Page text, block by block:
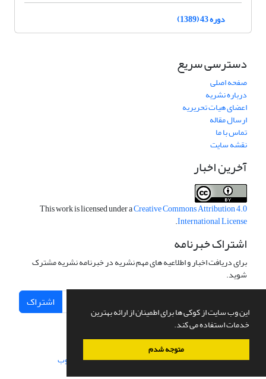
این وب سایت از کوکی ها برای اطمینان از ارائه بهترین
خدمات استفاده می کند.
متوجه شدم
دوره 43 (1389)
دسترسی سریع
صفحه اصلی
درباره نشریه
اعضای هیات تحریریه
ارسال مقاله
تماس با ما
نقشه سایت
آخرین اخبار
This work is licensed under aCreative Commons Attribution 4.0
International License
.
اشتراک خبرنامه
برای دریافت اخبار و اطلاعیه های مهم نشریه در خبرنامه نشریه مشترک
شوید.
اشتراک
سامانه مدیریت نشریات علمی.طراحی و پیاده سازی از سیناوب